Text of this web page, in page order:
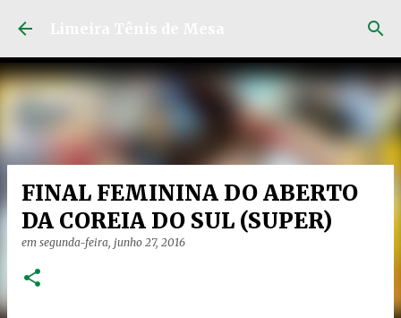
FINAL FEMININA DO ABERTO
DA COREIA DO SUL (SUPER)
em segunda-feira, junho 27, 2016